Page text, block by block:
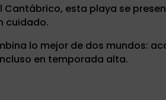
esta playa se
cuidado.
lo mejor de dos mundos:
en temporada alta.